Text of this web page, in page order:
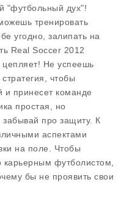
"футбольный дух"!
тренировать
угодно, залипать на
Real Soccer 2012
цепляет! Не успеешь
чтобы
и принесет команде
простая, но
про защиту. К
аспектами
на поле. Чтобы
карьерным футболистом,
бы не проявить свои